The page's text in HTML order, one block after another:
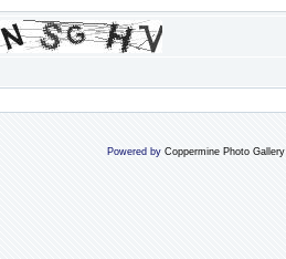
Powered by Coppermine Photo Gallery